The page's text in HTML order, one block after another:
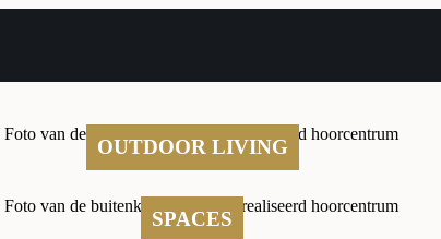
OUTDOOR LIVING
SPACES